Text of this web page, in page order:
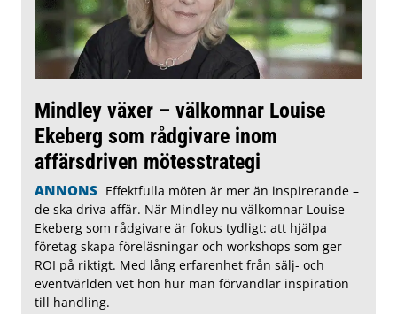
Mindley växer – välkomnar Louise
Ekeberg som rådgivare inom
affärsdriven mötesstrategi
ANNONS Effektfulla möten är mer än inspirerande –
de ska driva affär. När Mindley nu välkomnar Louise
Ekeberg som rådgivare är fokus tydligt: att hjälpa
företag skapa föreläsningar och workshops som ger
ROI på riktigt. Med lång erfarenhet från sälj- och
eventvärlden vet hon hur man förvandlar inspiration
till handling.